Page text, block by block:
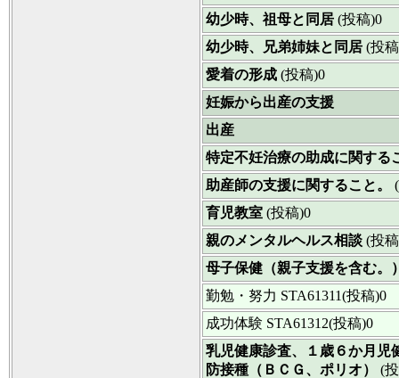
幼少時、祖母と同居 (投稿)0
幼少時、兄弟姉妹と同居 (投
愛着の形成 (投稿)0
妊娠から出産の支援
出産
特定不妊治療の助成に関する
助産師の支援に関すること。
育児教室 (投稿)0
親のメンタルヘルス相談 (投
母子保健（親子支援を含む。
勤勉・努力 STA61311(投稿)0
成功体験 STA61312(投稿)0
乳児健康診査、１歳６か月児
防接種（ＢＣＧ、ポリオ） (